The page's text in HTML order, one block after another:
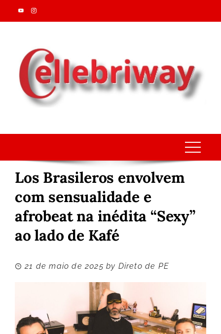
Skip
to
Los Brasileros envolvem
com sensualidade e
afrobeat na inédita “Sexy”
ao lado de Kafé
21 de maio de 2025 by Direto de PE